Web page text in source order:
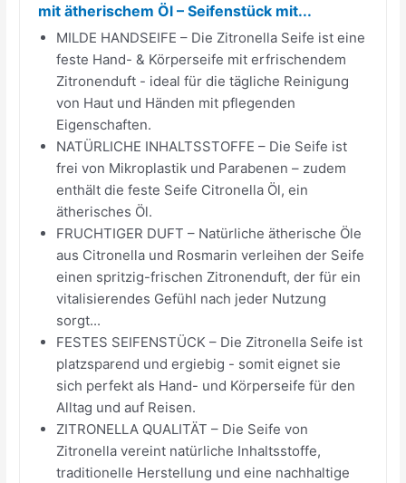
mit ätherischem Öl – Seifenstück mit...
MILDE HANDSEIFE – Die Zitronella Seife ist eine
feste Hand- & Körperseife mit erfrischendem
Zitronenduft - ideal für die tägliche Reinigung
von Haut und Händen mit pflegenden
Eigenschaften.
NATÜRLICHE INHALTSSTOFFE – Die Seife ist
frei von Mikroplastik und Parabenen – zudem
enthält die feste Seife Citronella Öl, ein
ätherisches Öl.
FRUCHTIGER DUFT – Natürliche ätherische Öle
aus Citronella und Rosmarin verleihen der Seife
einen spritzig-frischen Zitronenduft, der für ein
vitalisierendes Gefühl nach jeder Nutzung
sorgt...
FESTES SEIFENSTÜCK – Die Zitronella Seife ist
platzsparend und ergiebig - somit eignet sie
sich perfekt als Hand- und Körperseife für den
Alltag und auf Reisen.
ZITRONELLA QUALITÄT – Die Seife von
Zitronella vereint natürliche Inhaltsstoffe,
traditionelle Herstellung und eine nachhaltige